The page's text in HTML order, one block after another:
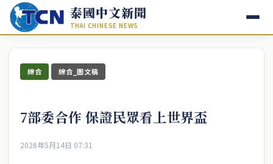
泰國中文新聞
THAI CHINESE NEWS
綜合 綜合_圖文稿
7部委合作 保證民眾看上世界盃
2026年5月14日 07:31